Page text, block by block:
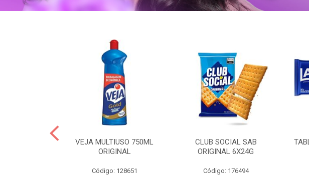
VEJA MULTIUSO 750ML
ORIGINAL
Código: 128651
CLUB SOCIAL SAB
ORIGINAL 6X24G
Código: 176494